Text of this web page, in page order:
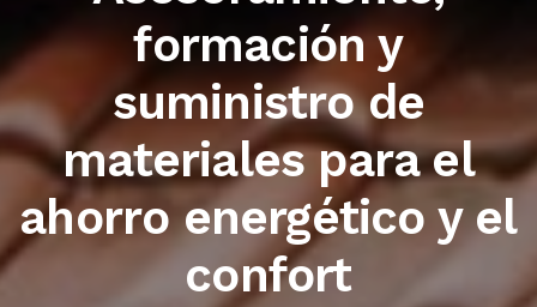
Trabajamos con las
primeras marcas del
sector